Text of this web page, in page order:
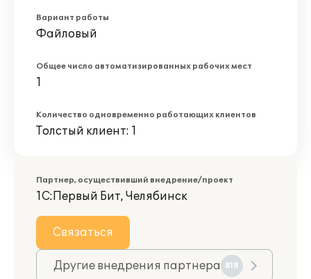
Вариант работы
Файловый
Общее число автоматизированных рабочих мест
1
Количество одновременно работающих клиентов
Толстый клиент: 1
Партнер, осуществивший внедрение/проект
1С:Первый Бит, Челябинск
Связаться
Другие внедрения партнера 818